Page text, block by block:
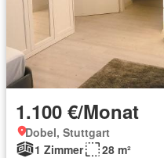
1.100 €/Monat
Dobel, Stuttgart
1 Zimmer
28 m²